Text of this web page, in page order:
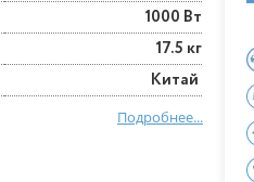
1000 Вт
17.5 кг
Китай
Подробнее...